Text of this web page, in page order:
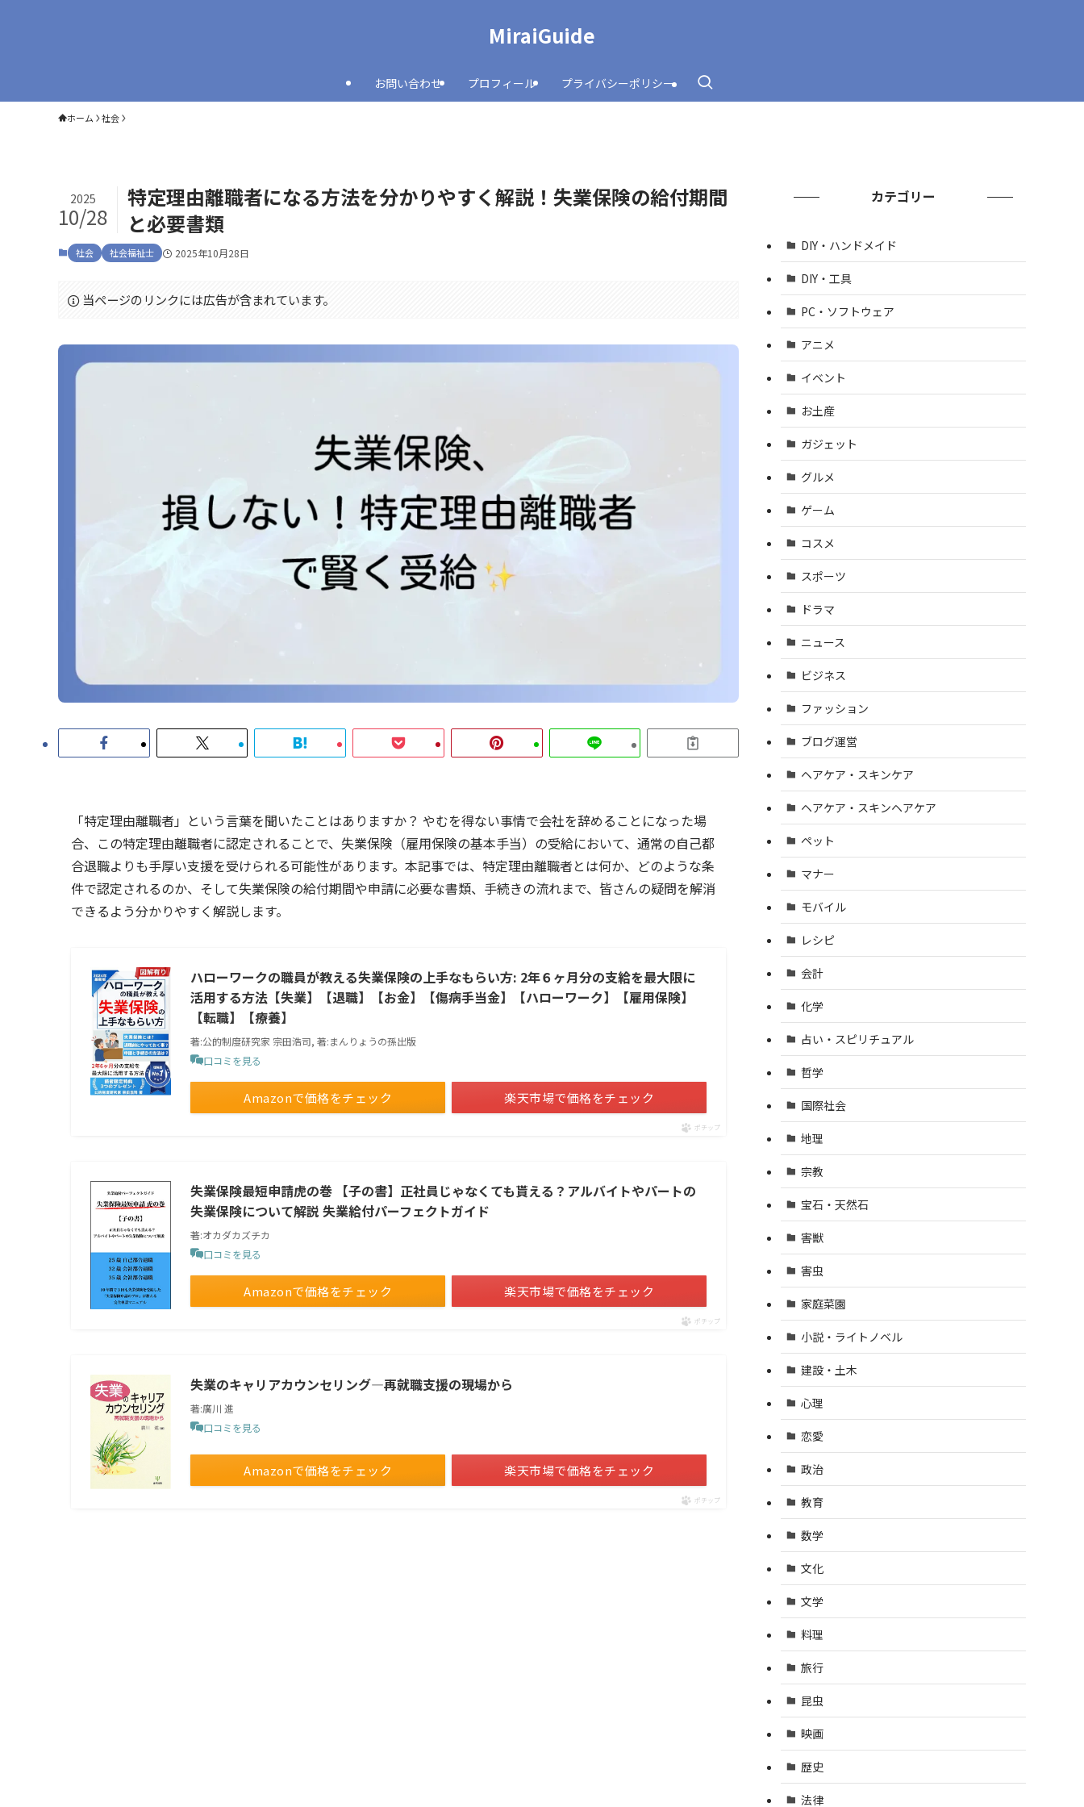
MiraiGuide
お問い合わせ プロフィール プライバシーポリシー
ホーム 社会
特定理由離職者になる方法を分かりやすく解説！失業保険の給付期間
と必要書類
2025
10/28
社会 社会福祉士 2025年10月28日
当ページのリンクには広告が含まれています。
「特定理由離職者」という言葉を聞いたことはありますか？ やむを得ない事情で会社を辞めることになった場
合、この特定理由離職者に認定されることで、失業保険（雇用保険の基本手当）の受給において、通常の自己都
合退職よりも手厚い支援を受けられる可能性があります。本記事では、特定理由離職者とは何か、どのような条
件で認定されるのか、そして失業保険の給付期間や申請に必要な書類、手続きの流れまで、皆さんの疑問を解消
できるよう分かりやすく解説します。
ハローワークの職員が教える失業保険の上手なもらい方: 2年６ヶ月分の支給を最大限に
活用する方法【失業】【退職】【お金】【傷病手当金】【ハローワーク】【雇用保険】
【転職】【療養】
著:公的制度研究家 宗田浩司, 著:まんりょうの孫出版
口コミを見る
Amazonで価格をチェック 楽天市場で価格をチェック
ポチップ
失業保険最短申請虎の巻 【子の書】正社員じゃなくても貰える？アルバイトやパートの
失業保険について解説 失業給付パーフェクトガイド
著:オカダカズチカ
口コミを見る
Amazonで価格をチェック 楽天市場で価格をチェック
ポチップ
失業のキャリアカウンセリング―再就職支援の現場から
著:廣川 進
口コミを見る
Amazonで価格をチェック 楽天市場で価格をチェック
ポチップ
カテゴリー
DIY・ハンドメイド
DIY・工具
PC・ソフトウェア
アニメ
イベント
お土産
ガジェット
グルメ
ゲーム
コスメ
スポーツ
ドラマ
ニュース
ビジネス
ファッション
ブログ運営
ヘアケア・スキンケア
ヘアケア・スキンヘアケア
ペット
マナー
モバイル
レシピ
会計
化学
占い・スピリチュアル
哲学
国際社会
地理
宗教
宝石・天然石
害獣
害虫
家庭菜園
小説・ライトノベル
建設・土木
心理
恋愛
政治
教育
数学
文化
文学
料理
旅行
昆虫
映画
歴史
法律